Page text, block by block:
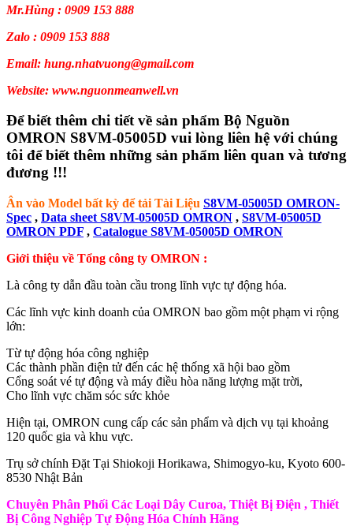
Mr.Hùng : 0909 153 888
Zalo : 0909 153 888
Email: hung.nhatvuong@gmail.com
Website: www.nguonmeanwell.vn
Để biết thêm chi tiết về sản phẩm Bộ Nguồn
OMRON S8VM-05005D vui lòng liên hệ với chúng
tôi để biết thêm những sản phẩm liên quan và tương
đương !!!
Ân vào Model bất kỳ để tải Tài Liệu S8VM-05005D OMRON-
Spec , Data sheet S8VM-05005D OMRON , S8VM-05005D
OMRON PDF , Catalogue S8VM-05005D OMRON
Giới thiệu về Tổng công ty OMRON :
Là công ty dẫn đầu toàn cầu trong lĩnh vực tự động hóa.
Các lĩnh vực kinh doanh của OMRON bao gồm một phạm vi rộng
lớn:
Từ tự động hóa công nghiệp
Các thành phần điện tử đến các hệ thống xã hội bao gồm
Cổng soát vé tự động và máy điều hòa năng lượng mặt trời,
Cho lĩnh vực chăm sóc sức khỏe
Hiện tại, OMRON cung cấp các sản phẩm và dịch vụ tại khoảng
120 quốc gia và khu vực.
Trụ sở chính Đặt Tại Shiokoji Horikawa, Shimogyo-ku, Kyoto 600-
8530 Nhật Bản
Chuyên Phân Phối Các Loại Dây Curoa, Thiệt Bị Điện , Thiết
Bị Công Nghiệp Tự Động Hóa Chính Hãng